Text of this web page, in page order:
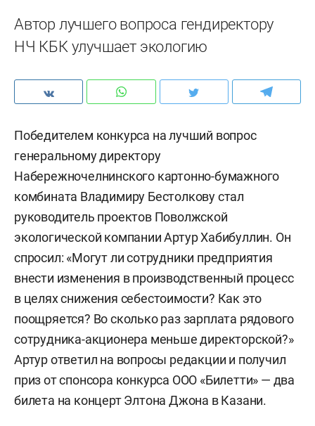
Автор лучшего вопроса гендиректору
НЧ КБК улучшает экологию
Победителем конкурса на лучший вопрос
генеральному директору
Набережночелнинского картонно-бумажного
комбината Владимиру Бестолкову стал
руководитель проектов Поволжской
экологической компании Артур Хабибуллин. Он
спросил: «Могут ли сотрудники предприятия
внести изменения в производственный процесс
в целях снижения себестоимости? Как это
поощряется? Во сколько раз зарплата рядового
сотрудника-акционера меньше директорской?»
Артур ответил на вопросы редакции и получил
приз от спонсора конкурса ООО «Билетти» — два
билета на концерт Элтона Джона в Казани.